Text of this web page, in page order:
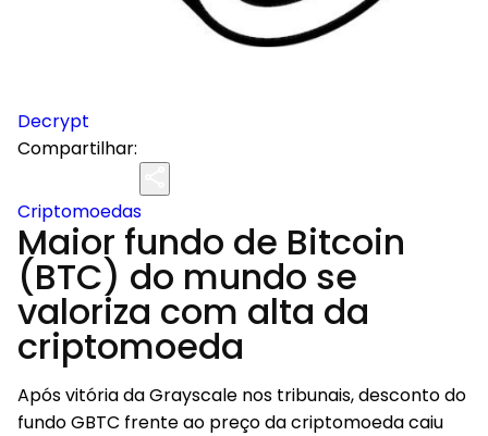
Decrypt
Compartilhar:
Criptomoedas
Maior fundo de Bitcoin
(BTC) do mundo se
valoriza com alta da
criptomoeda
Após vitória da Grayscale nos tribunais, desconto do
fundo GBTC frente ao preço da criptomoeda caiu